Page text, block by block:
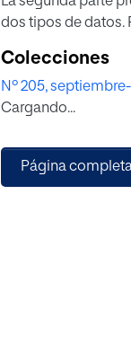
dos tipos de datos.
MacArthy aplicada
instrumentos
complementario
Colecciones
Nº 205,
Cargando...
Página